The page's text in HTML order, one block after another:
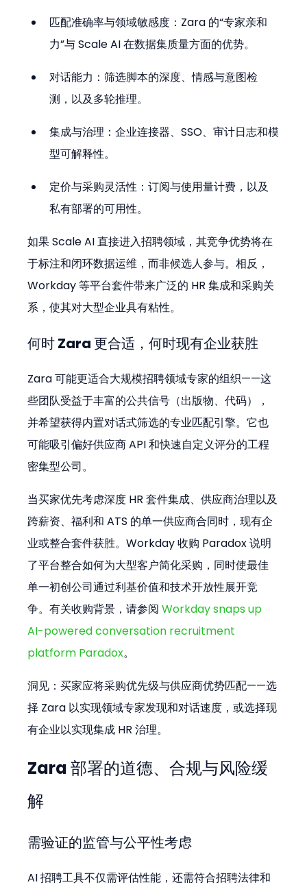
匹配准确率与领域敏感度：Zara 的“专家亲和
力”与 Scale AI 在数据集质量方面的优势。
对话能力：筛选脚本的深度、情感与意图检
测，以及多轮推理。
集成与治理：企业连接器、SSO、审计日志和模
型可解释性。
定价与采购灵活性：订阅与使用量计费，以及
私有部署的可用性。
如果 Scale AI 直接进入招聘领域，其竞争优势将在
于标注和闭环数据运维，而非候选人参与。相反，
Workday 等平台套件带来广泛的 HR 集成和采购关
系，使其对大型企业具有粘性。
何时 Zara 更合适，何时现有企业获胜
Zara 可能更适合大规模招聘领域专家的组织——这
些团队受益于丰富的公共信号（出版物、代码），
并希望获得内置对话式筛选的专业匹配引擎。它也
可能吸引偏好供应商 API 和快速自定义评分的工程
密集型公司。
当买家优先考虑深度 HR 套件集成、供应商治理以及
跨薪资、福利和 ATS 的单一供应商合同时，现有企
业或整合套件获胜。Workday 收购 Paradox 说明
了平台整合如何为大型客户简化采购，同时使最佳
单一初创公司通过利基价值和技术开放性展开竞
争。有关收购背景，请参阅 Workday snaps up
AI-powered conversation recruitment
platform Paradox。
洞见：买家应将采购优先级与供应商优势匹配——选
择 Zara 以实现领域专家发现和对话速度，或选择现
有企业以实现集成 HR 治理。
Zara 部署的道德、合规与风险缓
解
需验证的监管与公平性考虑
AI 招聘工具不仅需评估性能，还需符合招聘法律和